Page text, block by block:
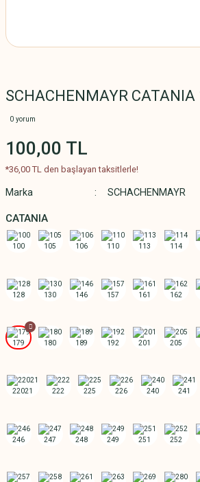
SCHACHENMAYR CATANIA
0 yorum
100,00 TL
*36,00 TL den başlayan taksitlerle!
Marka SCHACHENMAYR
CATANIA